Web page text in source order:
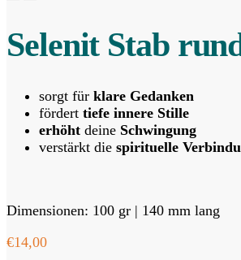
Selenit Stab
sorgt für klare Gedanken
fördert tiefe innere Stille
erhöht deine Schwingung
verstärkt die spirituelle
Dimensionen: 100 gr | 140 mm lang
€14,00